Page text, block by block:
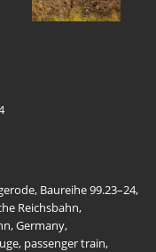
, Baureihe 99.23–24,
Reichsbahn,
,Germany,
, passenger train,